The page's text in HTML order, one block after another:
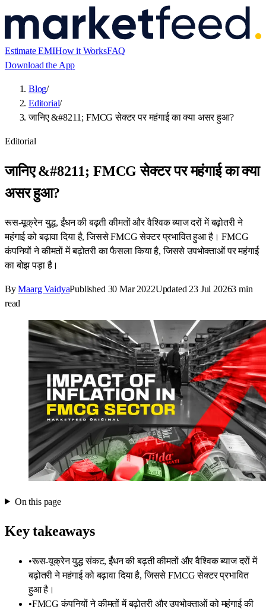
Estimate EMIHow it WorksFAQ
Download the App
Blog/
Editorial/
जानिए &#8211; FMCG सेक्टर पर महंगाई का क्या असर हुआ?
Editorial
जानिए &#8211; FMCG सेक्टर पर महंगाई का क्या
असर हुआ?
रूस-यूक्रेन युद्ध, ईंधन की बढ़ती कीमतों और वैश्विक ब्याज दरों में बढ़ोतरी ने
महंगाई को बढ़ावा दिया है, जिससे FMCG सेक्टर प्रभावित हुआ है। FMCG
कंपनियों ने कीमतों में बढ़ोतरी का फैसला किया है, जिससे उपभोक्ताओं पर महंगाई
का बोझ पड़ा है।
By Maarg VaidyaPublished 30 Mar 2022Updated23 Jul 20263 min
read
On this page
Key takeaways
•रूस-यूक्रेन युद्ध संकट, ईंधन की बढ़ती कीमतों और वैश्विक ब्याज दरों में
बढ़ोतरी ने महंगाई को बढ़ावा दिया है, जिससे FMCG सेक्टर प्रभावित
हुआ है।
•FMCG कंपनियों ने कीमतों में बढ़ोतरी और उपभोक्ताओं को महंगाई की